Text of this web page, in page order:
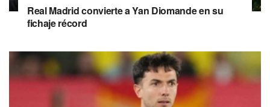
Real Madrid convierte a Yan Diomande en su
fichaje récord